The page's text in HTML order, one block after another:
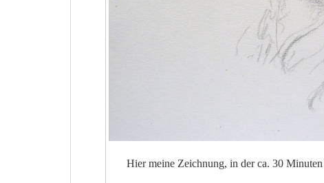
Hier meine Zeichnung, in der ca. 30 Minuten